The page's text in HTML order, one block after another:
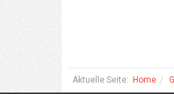
Aktuelle Seite: Home